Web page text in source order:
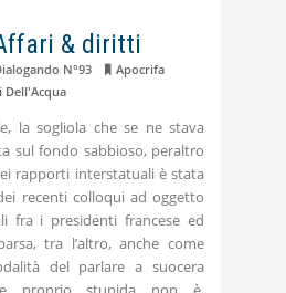
& diritti
N°93
Apocrifa
Dell'Acqua
la sogliola che se ne stava
sul fondo sabbioso, peraltro
rapporti interstatuali è stata
recenti colloqui ad oggetto
fra i presidenti francese ed
tra l’altro, anche come
del parlare a suocera